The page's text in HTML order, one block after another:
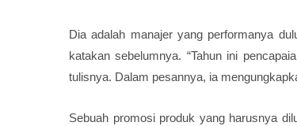
Dia adalah manajer yang performanya
katakan sebelumnya. “Tahun ini
tulisnya. Dalam pesannya, ia
Sebuah promosi produk yang harusnya